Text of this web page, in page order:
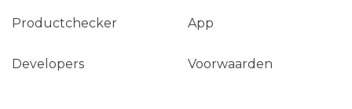
Productchecker App
Developers Voorwaarden